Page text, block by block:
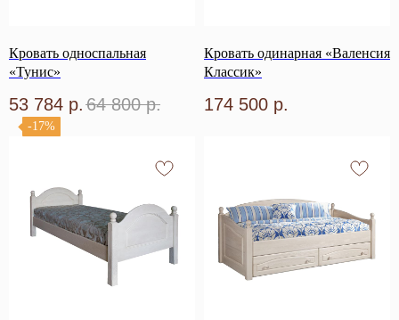
Кровать односпальная
«Тунис»
53 784 р. 64 800 р.
-17%
Кровать одинарная «Валенсия
Классик»
174 500 р.